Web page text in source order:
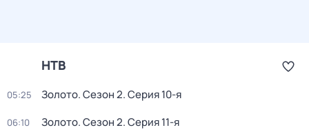
НТВ
05:25 Золото. Сезон 2. Серия 10-я
06:10 Золото. Сезон 2. Серия 11-я